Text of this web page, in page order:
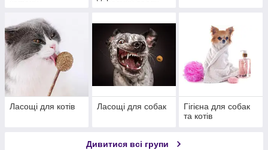
Ласощі для котів Ласощі для собак
Гігієна для собак
та котів
Дивитися всі групи